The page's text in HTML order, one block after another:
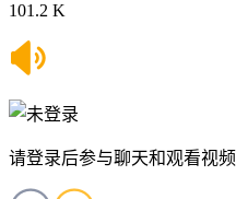
101.2 K
请登录后参与聊天和观看视频